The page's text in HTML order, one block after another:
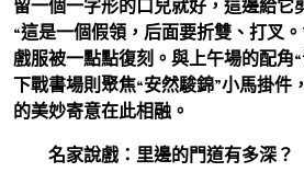
留一個一字形的口兒就好，這邊給它
“這是一個假領，后面要折雙、打叉
戲服被一點點復刻。與上午場的配角
下戰書場則聚焦“安然駿錦”小馬掛件
的美妙寄意在此相融。
名家說戲：里邊的門道有多深？